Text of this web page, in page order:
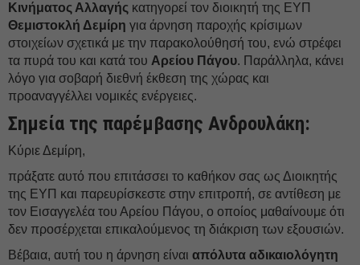
Κινήματος Αλλαγής κατηγορεί τον διοικητή της ΕΥΠ
Θεμιστοκλή Δεμίρη για άρνηση παροχής κρίσιμων
στοιχείων σχετικά με την παρακολούθησή του, ενώ στρέφει
τα πυρά του και κατά του Αρείου Πάγου. Παράλληλα, κάνει
λόγο για σοβαρή διεθνή έκθεση της χώρας και
προαναγγέλλει νομικές ενέργειες.
Σημεία της παρέμβασης Ανδρουλάκη:
Κύριε Δεμίρη,
πράξατε αυτό που επιτάσσει το καθήκον σας ως Διοικητής
της ΕΥΠ και παρευρίσκεστε στην επιτροπή, σε αντίθεση με
τον Εισαγγελέα του Αρείου Πάγου, ο οποίος μαθαίνουμε ότι
δεν προσέρχεται επικαλούμενος τη διάκριση των εξουσιών.
Βέβαια, αυτή του η άρνηση είναι απόλυτα αδικαιολόγητη